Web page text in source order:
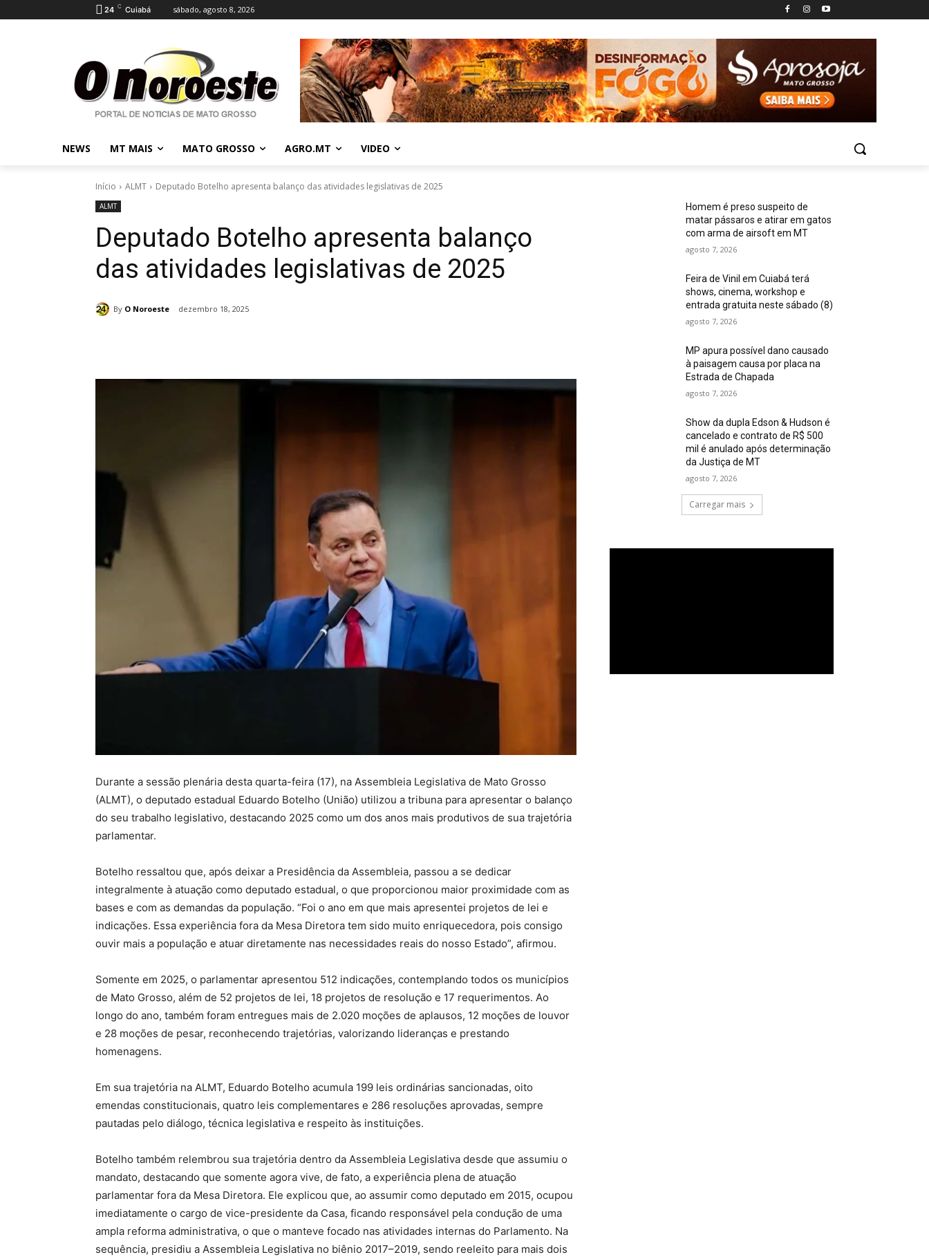
24 C Cuiabá sábado, agosto 8, 2026
NEWS MT MAIS MATO GROSSO AGRO.MT VIDEO
Início ALMT Deputado Botelho apresenta balanço das atividades legislativas de 2025
ALMT
Deputado Botelho apresenta balanço
das atividades legislativas de 2025
By O Noroeste dezembro 18, 2025
Durante a sessão plenária desta quarta-feira (17), na Assembleia Legislativa de Mato Grosso
(ALMT), o deputado estadual Eduardo Botelho (União) utilizou a tribuna para apresentar o balanço
do seu trabalho legislativo, destacando 2025 como um dos anos mais produtivos de sua trajetória
parlamentar.
Botelho ressaltou que, após deixar a Presidência da Assembleia, passou a se dedicar
integralmente à atuação como deputado estadual, o que proporcionou maior proximidade com as
bases e com as demandas da população. “Foi o ano em que mais apresentei projetos de lei e
indicações. Essa experiência fora da Mesa Diretora tem sido muito enriquecedora, pois consigo
ouvir mais a população e atuar diretamente nas necessidades reais do nosso Estado”, afirmou.
Somente em 2025, o parlamentar apresentou 512 indicações, contemplando todos os municípios
de Mato Grosso, além de 52 projetos de lei, 18 projetos de resolução e 17 requerimentos. Ao
longo do ano, também foram entregues mais de 2.020 moções de aplausos, 12 moções de louvor
e 28 moções de pesar, reconhecendo trajetórias, valorizando lideranças e prestando
homenagens.
Em sua trajetória na ALMT, Eduardo Botelho acumula 199 leis ordinárias sancionadas, oito
emendas constitucionais, quatro leis complementares e 286 resoluções aprovadas, sempre
pautadas pelo diálogo, técnica legislativa e respeito às instituições.
Botelho também relembrou sua trajetória dentro da Assembleia Legislativa desde que assumiu o
mandato, destacando que somente agora vive, de fato, a experiência plena de atuação
parlamentar fora da Mesa Diretora. Ele explicou que, ao assumir como deputado em 2015, ocupou
imediatamente o cargo de vice-presidente da Casa, ficando responsável pela condução de uma
ampla reforma administrativa, o que o manteve focado nas atividades internas do Parlamento. Na
sequência, presidiu a Assembleia Legislativa no biênio 2017–2019, sendo reeleito para mais dois
Homem é preso suspeito de
matar pássaros e atirar em gatos
com arma de airsoft em MT
agosto 7, 2026
Feira de Vinil em Cuiabá terá
shows, cinema, workshop e
entrada gratuita neste sábado (8)
agosto 7, 2026
MP apura possível dano causado
à paisagem causa por placa na
Estrada de Chapada
agosto 7, 2026
Show da dupla Edson & Hudson é
cancelado e contrato de R$ 500
mil é anulado após determinação
da Justiça de MT
agosto 7, 2026
Carregar mais